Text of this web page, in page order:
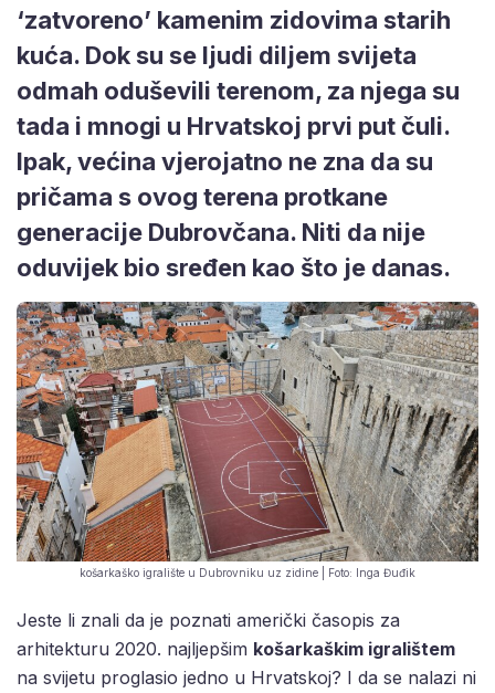
‘zatvoreno’ kamenim zidovima starih
kuća. Dok su se ljudi diljem svijeta
odmah oduševili terenom, za njega su
tada i mnogi u Hrvatskoj prvi put čuli.
Ipak, većina vjerojatno ne zna da su
pričama s ovog terena protkane
generacije Dubrovčana. Niti da nije
oduvijek bio sređen kao što je danas.
košarkaško igralište u Dubrovniku uz zidine | Foto: Inga Đuđik
Jeste li znali da je poznati američki časopis za
arhitekturu 2020. najljepšim košarkaškim igralištem
na svijetu proglasio jedno u Hrvatskoj? I da se nalazi ni